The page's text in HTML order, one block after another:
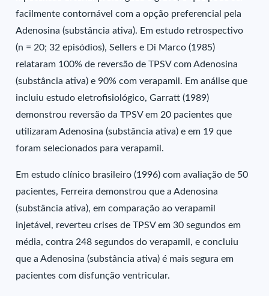
facilmente contornável com a opção preferencial pela
Adenosina (substância ativa). Em estudo retrospectivo
(n = 20; 32 episódios), Sellers e Di Marco (1985)
relataram 100% de reversão de TPSV com Adenosina
(substância ativa) e 90% com verapamil. Em análise que
incluiu estudo eletrofisiológico, Garratt (1989)
demonstrou reversão da TPSV em 20 pacientes que
utilizaram Adenosina (substância ativa) e em 19 que
foram selecionados para verapamil.
Em estudo clínico brasileiro (1996) com avaliação de 50
pacientes, Ferreira demonstrou que a Adenosina
(substância ativa), em comparação ao verapamil
injetável, reverteu crises de TPSV em 30 segundos em
média, contra 248 segundos do verapamil, e concluiu
que a Adenosina (substância ativa) é mais segura em
pacientes com disfunção ventricular.